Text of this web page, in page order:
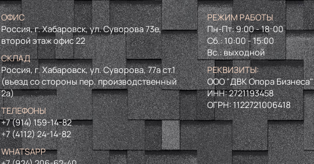
ОФИС
Россия, г. Хабаровск, ул. Суворова 73е,
второй этаж офис 22
СКЛАД
Россия, г. Хабаровск, ул. Суворова, 77а ст.1
(въезд со стороны пер. производственный
2а)
ТЕЛЕФОНЫ
+7 (914) 159-14-82
+7 (4112) 24-14-82
WHATSAPP
РЕЖИМ РАБОТЫ
Пн-Пт: 9:00 - 18-00
Сб.: 10:00 - 15:00
Вс.: выходной
РЕКВИЗИТЫ:
ООО "ДВК Опора Бизнеса"
ИНН:2721193458
ОГРН:1122721006418